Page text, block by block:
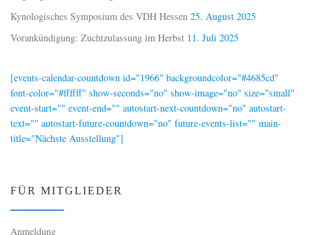
Kynologisches Symposium des VDH Hessen 25. August 2025
Vorankündigung: Zuchtzulassung im Herbst 11. Juli 2025
[events-calendar-countdown id="1966" backgroundcolor="#4685cd"
font-color="#ffffff" show-seconds="no" show-image="no" size="small"
event-start="" event-end="" autostart-next-countdown="no" autostart-
text="" autostart-future-countdown="no" future-events-list="" main-
title="Nächste Ausstellung"]
FÜR MITGLIEDER
Anmeldung